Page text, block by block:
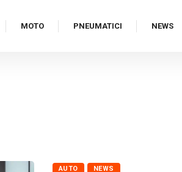
MOTO PNEUMATICI NEWS
AUTO NEWS